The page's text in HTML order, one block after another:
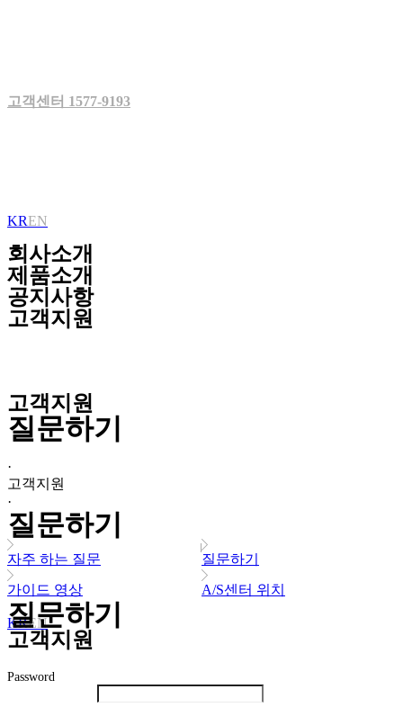
고객센터 1577-9193
KREN
회사소개
제품소개
공지사항
고객지원
KREN
고객지원
질문하기
·
고객지원
·
질문하기
자주 하는 질문 질문하기
가이드 영상 A/S센터 위치
질문하기
고객지원
Password